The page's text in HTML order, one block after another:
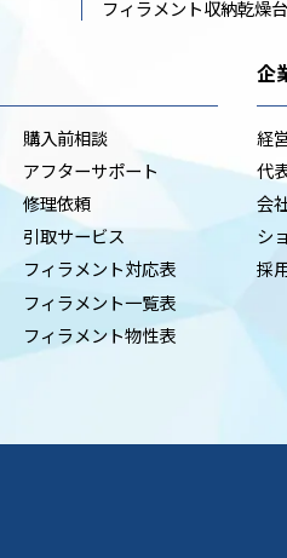
フィラメント収納乾燥台
購入前相談
アフターサポート
修理依頼
引取サービス
フィラメント対応表
フィラメント一覧表
フィラメント物性表
企
経
代
会
シ
採